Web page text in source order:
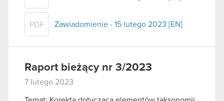
PDF Zawiadomienie - 15 lutego 2023 [EN]
Raport bieżący nr 3/2023
7 lutego 2023